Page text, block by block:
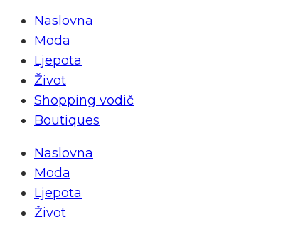
Naslovna
Moda
Ljepota
Život
Shopping vodič
Boutiques
Naslovna
Moda
Ljepota
Život